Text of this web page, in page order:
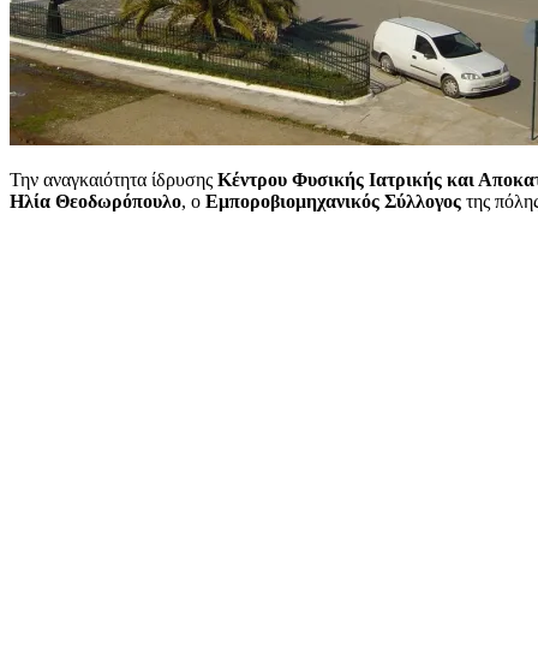
Την αναγκαιότητα ίδρυσης Κέντρου Φυσικής Ιατρικής και
Ηλία Θεοδωρόπουλο, ο Εμποροβιομηχανικός Σύλλογος της